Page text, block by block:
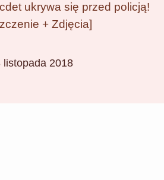
ukrywa się przed policją!
+ Zdjęcia]
listopada 2018